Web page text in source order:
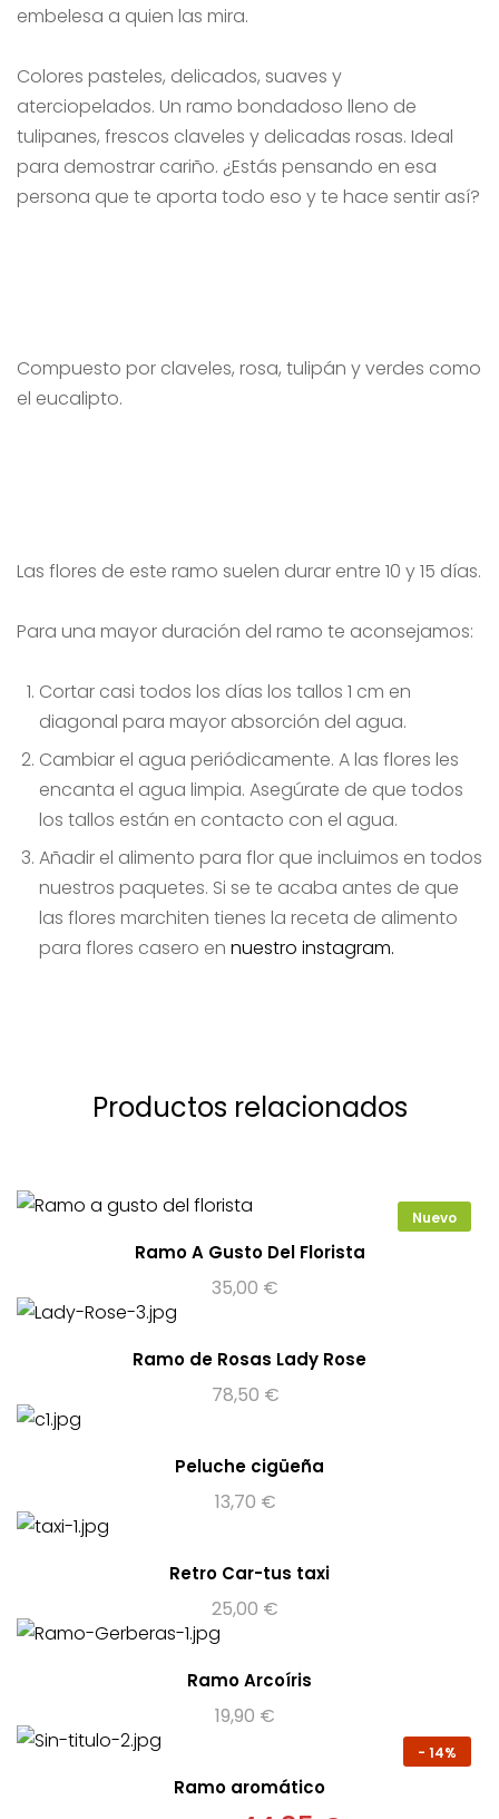
embelesa a quien las mira.
Colores pasteles, delicados, suaves y
aterciopelados. Un ramo bondadoso lleno de
tulipanes, frescos claveles y delicadas rosas. Ideal
para demostrar cariño. ¿Estás pensando en esa
persona que te aporta todo eso y te hace sentir así?
Compuesto por claveles, rosa, tulipán y verdes como
el eucalipto.
Las flores de este ramo suelen durar entre 10 y 15 días.
Para una mayor duración del ramo te aconsejamos:
Cortar casi todos los días los tallos 1 cm en
diagonal para mayor absorción del agua.
Cambiar el agua periódicamente. A las flores les
encanta el agua limpia. Asegúrate de que todos
los tallos están en contacto con el agua.
Añadir el alimento para flor que incluimos en todos
nuestros paquetes. Si se te acaba antes de que
las flores marchiten tienes la receta de alimento
para flores casero en nuestro instagram.
Productos relacionados
Nuevo
Ramo A Gusto Del Florista
35,00 €
Ramo de Rosas Lady Rose
78,50 €
Peluche cigüeña
13,70 €
Retro Car-tus taxi
25,00 €
Ramo Arcoíris
19,90 €
- 14%
Ramo aromático